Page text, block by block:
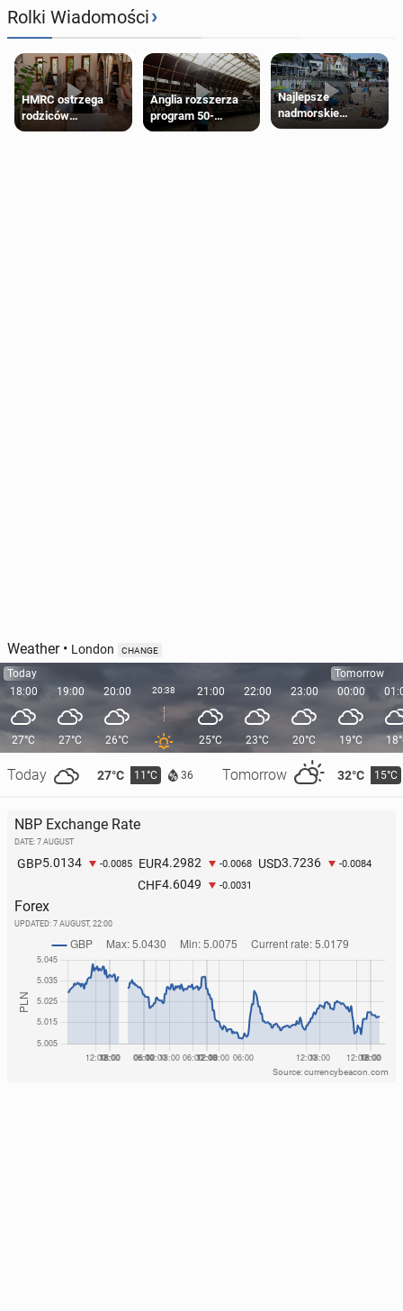
Rolki Wiadomości›
HMRC ostrzega
rodziców
pobierających Child
Anglia rozszerza
program 50-
procentowych
Najlepsze
nadmorskie
miasteczko blisko
Weather• London CHANGE
Today
18:00
27°C
Today 27°C 11°C 36 Tomorrow 32°C 15°C
19:00
27°C
20:00
26°C
20:38 21:00
25°C
22:00
23°C
23:00
20°C
Tomorrow
00:00
19°C
NBP Exchange Rate
DATE: 7 AUGUST
GBP5.0134 -0.0085 EUR4.2982 -0.0068 USD3.7236 -0.0084
CHF4.6049 -0.0031
Forex
UPDATED: 7 AUGUST, 22:00
Source: currencybeacon.com